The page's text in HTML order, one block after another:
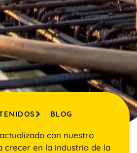
BLOG
con nuestro
crecer en la industria de la